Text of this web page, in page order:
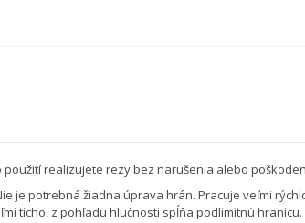
realizujete rezy bez narušenia alebo
je potrebná žiadna úprava hrán. Pracuje veľmi
ticho, z pohľadu hlučnosti spĺňa podlimitnú hranicu.